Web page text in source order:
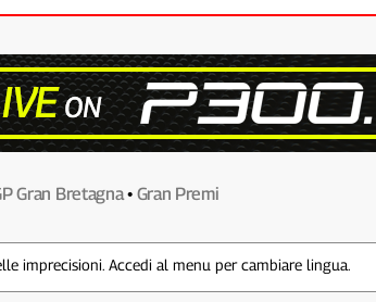
Gran Bretagna• Gran Premi
imprecisioni. Accedi al menu per cambiare lingua.